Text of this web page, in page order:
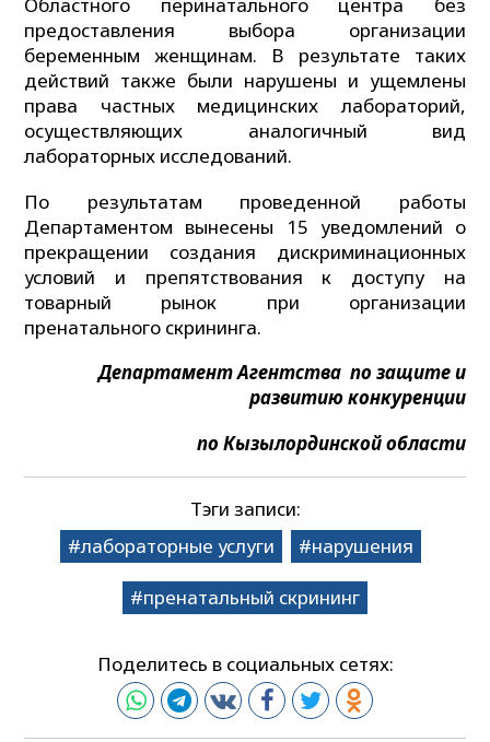
предоставления выбора организации
беременным женщинам. В результате таких
действий также были нарушены и ущемлены
права частных медицинских лабораторий,
осуществляющих аналогичный вид
лабораторных исследований.
По результатам проведенной работы
Департаментом вынесены 15 уведомлений о
прекращении создания дискриминационных
условий и препятствования к доступу на
товарный рынок при организации
пренатального скрининга.
Департамент Агентства по защите и
развитию конкуренции
по Кызылординской области
Тэги записи:
лабораторные услуги
нарушения
пренатальный скрининг
Поделитесь в социальных сетях: